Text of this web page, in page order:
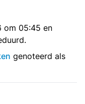
om 05:45 en
genoteerd als